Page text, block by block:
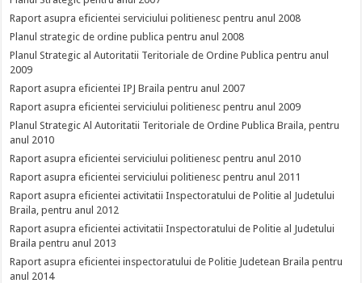
Raport asupra eficientei serviciului politienesc pentru anul 2008
Planul strategic de ordine publica pentru anul 2008
Planul Strategic al Autoritatii Teritoriale de Ordine Publica pentru anul
2009
Raport asupra eficientei IPJ Braila pentru anul 2007
Raport asupra eficientei serviciului politienesc pentru anul 2009
Planul Strategic Al Autoritatii Teritoriale de Ordine Publica Braila, pentru
anul 2010
Raport asupra eficientei serviciului politienesc pentru anul 2010
Raport asupra eficientei serviciului politienesc pentru anul 2011
Raport asupra eficientei activitatii Inspectoratului de Politie al Judetului
Braila, pentru anul 2012
Raport asupra eficientei activitatii Inspectoratului de Politie al Judetului
Braila pentru anul 2013
Raport asupra eficientei inspectoratului de Politie Judetean Braila pentru
anul 2014